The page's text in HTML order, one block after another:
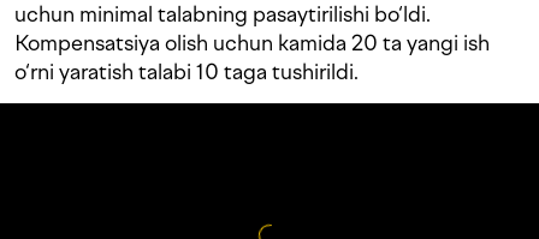
uchun minimal talabning pasaytirilishi bo‘ldi.
Kompensatsiya olish uchun kamida 20 ta yangi ish
o‘rni yaratish talabi 10 taga tushirildi.